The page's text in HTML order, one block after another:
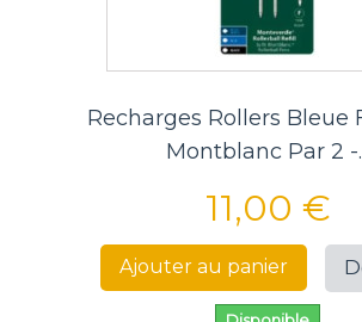
Recharges Rollers Bleue
Montblanc Par 2 -
11,00 €
Ajouter au panier